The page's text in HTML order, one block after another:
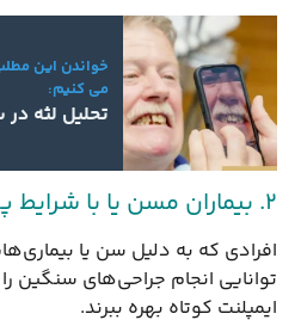
خواندن این
می کنیم:
تحلیل لثه در
۲. بیماران مسن یا با شرایط پزشکی خاص
افرادی که به دلیل سن یا
توانایی انجام جراحی‌های سنگین را
ایمپلنت کوتاه بهره ببرند.